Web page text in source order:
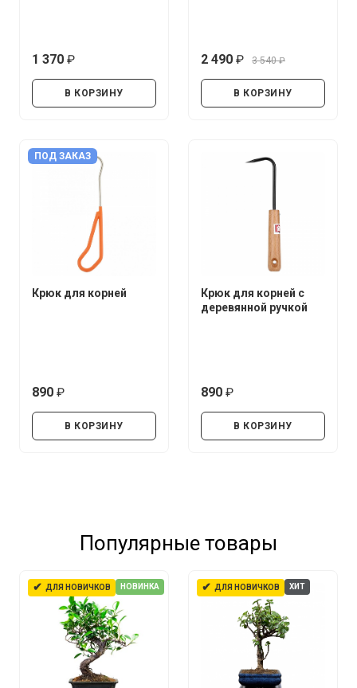
1 370
В КОРЗИНУ
2 490
3 540
В КОРЗИНУ
ПОД ЗАКАЗ
Крюк для корней
890
В КОРЗИНУ
Крюк для корней с
деревянной ручкой
890
В КОРЗИНУ
Популярные товары
✔ ДЛЯ НОВИЧКОВ НОВИНКА ✔ ДЛЯ НОВИЧКОВ ХИТ